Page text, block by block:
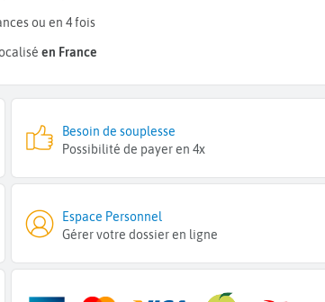
ou en 4 fois
en France
Besoin de souplesse
Possibilité de payer en 4x
Espace Personnel
Gérer votre dossier en ligne